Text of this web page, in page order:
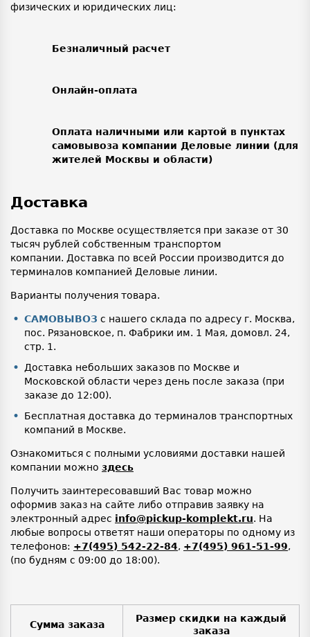
физических и юридических лиц:
Безналичный расчет
Онлайн-оплата
Оплата наличными или картой в пунктах
самовывоза компании Деловые линии (для
жителей Москвы и области)
Доставка
Доставка по Москве осуществляется при заказе от 30
тысяч рублей собственным транспортом
компании. Доставка по всей России производится до
терминалов компанией Деловые линии.
Варианты получения товара.
САМОВЫВОЗ с нашего склада по адресу г. Москва,
пос. Рязановское, п. Фабрики им. 1 Мая, домовл. 24,
стр. 1.
Доставка небольших заказов по Москве и
Московской области через день после заказа (при
заказе до 12:00).
Бесплатная доставка до терминалов транспортных
компаний в Москве.
Ознакомиться с полными условиями доставки нашей
компании можно здесь
Получить заинтересовавший Вас товар можно
оформив заказ на сайте либо отправив заявку на
электронный адрес info@pickup-komplekt.ru. На
любые вопросы ответят наши операторы по одному из
телефонов: +7(495) 542-22-84, +7(495) 961-51-99,
(по будням с 09:00 до 18:00).
Сумма заказа
Размер скидки на каждый
заказа